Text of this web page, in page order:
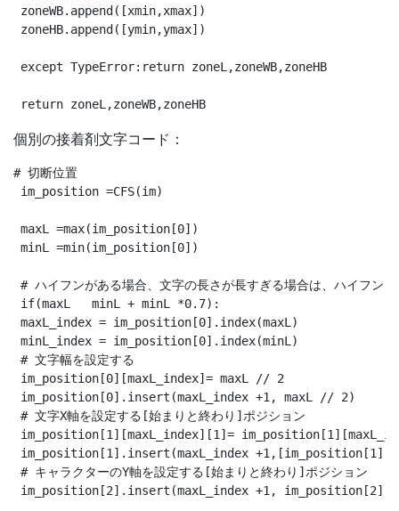
zoneWB.append([xmin,xmax])
zoneHB.append([ymin,ymax])
except TypeError:return zoneL,zoneWB,zoneHB
個別の接着剤文字コード：
# 切断位置
im_position =CFS(im)
maxL =max(im_position[0])
minL =min(im_position[0])
# ハイフンがある場合、文字の長さが長すぎる場合は、ハイフン
if(maxL   minL + minL *0.7):
maxL_index = im_position[0].index(maxL)
minL_index = im_position[0].index(minL)
# 文字幅を設定する
im_position[0][maxL_index]= maxL // 2
im_position[0].insert(maxL_index +1, maxL // 2)
# 文字X軸を設定する[始まりと終わり]ポジション
im_position[1][maxL_index][1]=
im_position[1].insert(maxL_index
# キャラクターのY軸を設定する[始まりと終わり]ポジション
im_position[2].insert(maxL_index +1,